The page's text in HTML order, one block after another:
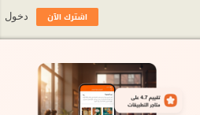
اشترك الآن دخول